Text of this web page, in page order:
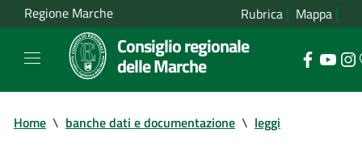
Regione Marche Rubrica Mappa
Consiglio regionale
delle Marche
Home \ banche dati e documentazione \ leggi